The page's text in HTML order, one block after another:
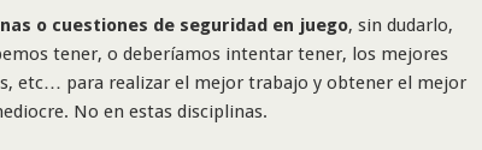
o cuestiones de seguridad en juego, sin dudarlo,
tener, o deberíamos intentar tener, los mejores
etc… para realizar el mejor trabajo y obtener el mejor
No en estas disciplinas.